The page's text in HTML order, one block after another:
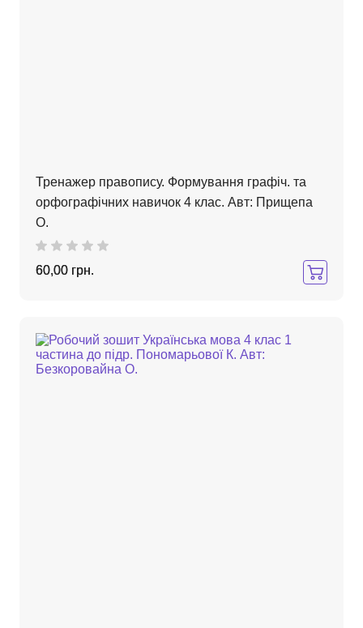
Тренажер правопису. Формування графіч. та
орфографічних навичок 4 клас. Авт: Прищепа
О.
60,00 грн.